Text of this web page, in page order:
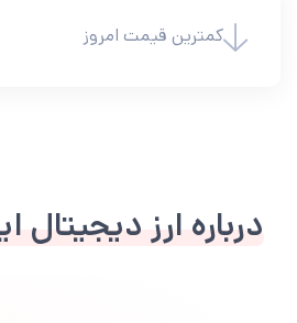
کمترین قیمت امروز
درباره ارز دیجیتال